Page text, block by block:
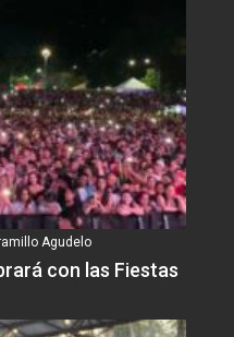
Agudelo
con las Fiestas